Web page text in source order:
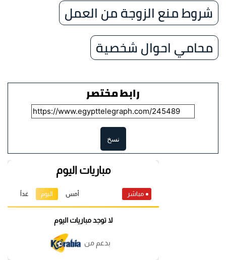
شروط منع الزوجة من العمل
محامي احوال شخصية
رابط مختصر
نسخ